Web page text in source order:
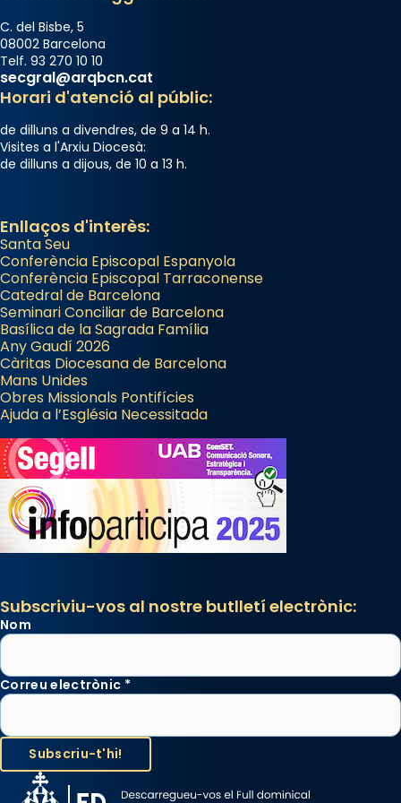
C. del Bisbe, 5
08002 Barcelona
Telf. 93 270 10 10
secgral@arqbcn.cat
Horari d'atenció al públic:
de dilluns a divendres, de 9 a 14 h.
Visites a l'Arxiu Diocesà:
de dilluns a dijous, de 10 a 13 h.
Enllaços d'interès:
Santa Seu
Conferència Episcopal Espanyola
Conferència Episcopal Tarraconense
Catedral de Barcelona
Seminari Conciliar de Barcelona
Basílica de la Sagrada Família
Any Gaudí 2026
Càritas Diocesana de Barcelona
Mans Unides
Obres Missionals Pontifícies
Ajuda a l’Església Necessitada
Subscriviu-vos al nostre butlletí electrònic:
Nom
Correu electrònic *